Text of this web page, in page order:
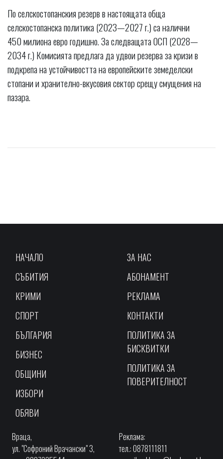
По селскостопанския резерв в настоящата обща
селскостопанска политика (2023—2027 г.) са налични
450 милиона евро годишно. За следващата ОСП (2028—
2034 г.) Комисията предлага да удвои резерва за кризи в
подкрепа на устойчивостта на европейските земеделски
стопани и хранително-вкусовия сектор срещу смущения на
пазара.
НАЧАЛО
СЪБИТИЯ
КРИМИ
СПОРТ
БЪЛГАРИЯ
БИЗНЕС
ОБЩИНИ
ИЗБОРИ
ОБЯВИ
ЗА НАС
АБОНАМЕНТ
РЕКЛАМА
КОНТАКТИ
ПОЛИТИКА ЗА
БИСКВИТКИ
ПОЛИТИКА ЗА
ПОВЕРИТЕЛНОСТ
Враца,
ул. "Софроний Врачански" 3,
Реклама:
тел.: 0878111811